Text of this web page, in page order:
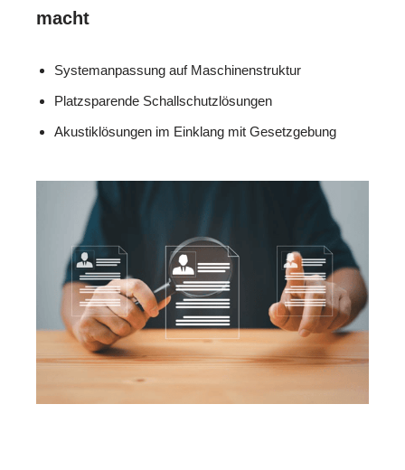
macht
Systemanpassung auf Maschinenstruktur
Platzsparende Schallschutzlösungen
Akustiklösungen im Einklang mit Gesetzgebung